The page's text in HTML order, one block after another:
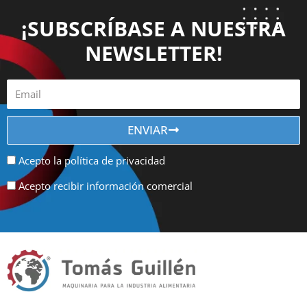
¡SUBSCRÍBASE A NUESTRA
NEWSLETTER!
Acepto la política de privacidad
Acepto recibir información comercial
ENVIAR